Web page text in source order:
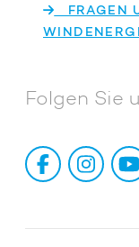
FRAGEN
Folgen Sie